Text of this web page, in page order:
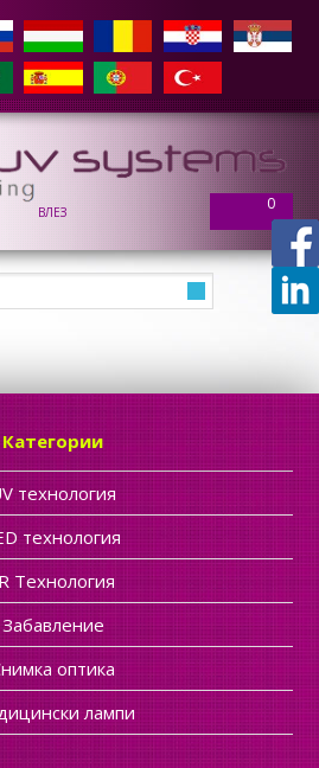
0
ВЛЕЗ
Категории
технология
технология
Tехнология
Забавление
оптика
лампи